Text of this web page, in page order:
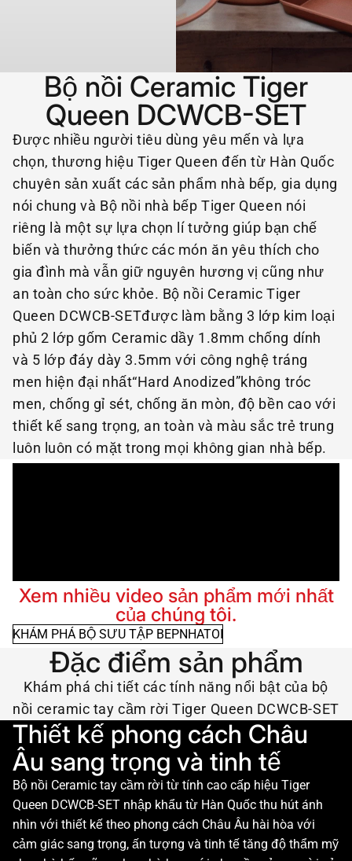
Bộ nồi Ceramic Tiger
Queen DCWCB-SET
Được nhiều người tiêu dùng yêu mến và lựa
chọn, thương hiệu Tiger Queen đến từ Hàn Quốc
chuyên sản xuất các sản phẩm nhà bếp, gia dụng
nói chung và Bộ nồi nhà bếp Tiger Queen nói
riêng là một sự lựa chọn lí tưởng giúp bạn chế
biến và thưởng thức các món ăn yêu thích cho
gia đình mà vẫn giữ nguyên hương vị cũng như
an toàn cho sức khỏe. Bộ nồi Ceramic Tiger
Queen DCWCB-SETđược làm bằng 3 lớp kim loại
phủ 2 lớp gốm Ceramic dầy 1.8mm chống dính
và 5 lớp đáy dày 3.5mm với công nghệ tráng
men hiện đại nhất“Hard Anodized”không tróc
men, chống gỉ sét, chống ăn mòn, độ bền cao với
thiết kế sang trọng, an toàn và màu sắc trẻ trung
luôn luôn có mặt trong mọi không gian nhà bếp.
Xem nhiều video sản phẩm mới nhất
của chúng tôi.
KHÁM PHÁ BỘ SƯU TẬP BEPNHATOI
Đặc điểm sản phẩm
Khám phá chi tiết các tính năng nổi bật của bộ
nồi ceramic tay cầm rời Tiger Queen DCWCB-SET
Thiết kế phong cách Châu
Âu sang trọng và tinh tế
Bộ nồi Ceramic tay cầm rời từ tính cao cấp hiệu Tiger
Queen DCWCB-SET nhập khẩu từ Hàn Quốc thu hút ánh
nhìn với thiết kế theo phong cách Châu Âu hài hòa với
cảm giác sang trọng, ấn tượng và tinh tế tăng độ thẩm mỹ